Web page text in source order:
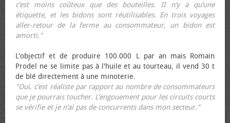
c’est moins coûteux que des bouteilles. II n’y a qu’une
étiquette, et les bidons sont réutilisables. En trois voyages
aller-retour de la ferme au consommateur, un bidon est
amorti."
L'objectif et de produire 100.000 L par an mais Romain
Prodel ne se limite pas à l'huile et au tourteau, il vend 30 t
de blé directement à une minoterie.
"Oui, c’est réaliste par rapport au nombre de consommateurs
que je pourrais toucher. L’engouement pour les circuits courts
se vérifie et je n’ai pas de concurrents dans mon secteur."